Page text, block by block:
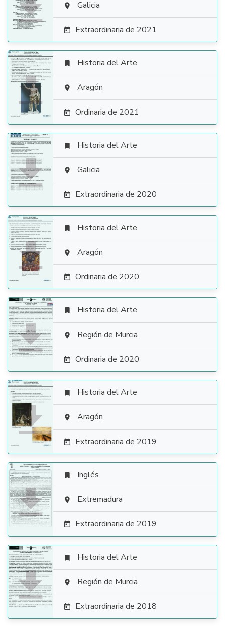
  Galicia
 Extraordinaria de 2021

 Historia del Arte
 Aragón
 Ordinaria de 2021

 Historia del Arte
 Galicia
 Extraordinaria de 2020

 Historia del Arte
 Aragón
 Ordinaria de 2020

 Historia del Arte
 Región de Murcia
 Ordinaria de 2020

 Historia del Arte
 Aragón
 Extraordinaria de 2019

 Inglés
 Extremadura
 Extraordinaria de 2019

 Historia del Arte
 Región de Murcia
 Extraordinaria de 2018